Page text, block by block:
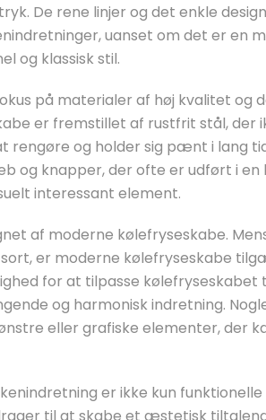
De rene linjer og det enkle
uanset om det er en
og klassisk stil.
på materialer af høj kvalitet og
er fremstillet af rustfrit stål, der
rengøre og holder sig pænt i lang
og knapper, der ofte er udført i
interessant element.
af moderne kølefryseskabe.
er moderne kølefryseskabe
for at tilpasse kølefryseskabet
og harmonisk indretning.
eller grafiske elementer, der
er ikke kun
til at skabe et æstetisk